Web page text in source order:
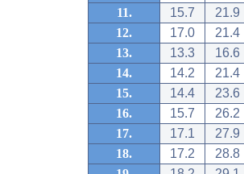
11.
15.7
21.9
12.
17.0
21.4
13.
13.3
16.6
14.
14.2
21.4
15.
14.4
23.6
16.
15.7
26.2
17.
17.1
27.9
18.
17.2
28.8